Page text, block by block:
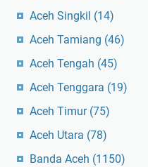
Aceh Singkil (14)
Aceh Tamiang (46)
Aceh Tengah (45)
Aceh Tenggara (19)
Aceh Timur (75)
Aceh Utara (78)
Banda Aceh (1150)